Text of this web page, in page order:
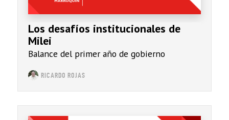
Los desafíos institucionales de
Milei
Balance del primer año de gobierno
RICARDO ROJAS